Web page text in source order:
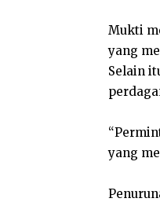
Mukti
yang
Selain
yang